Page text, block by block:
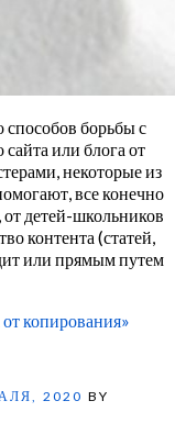
борьбы с
или блога от
некоторые из
все конечно
от детей-школьников
контента (статей,
или прямым путем
копирования»
2020 BY